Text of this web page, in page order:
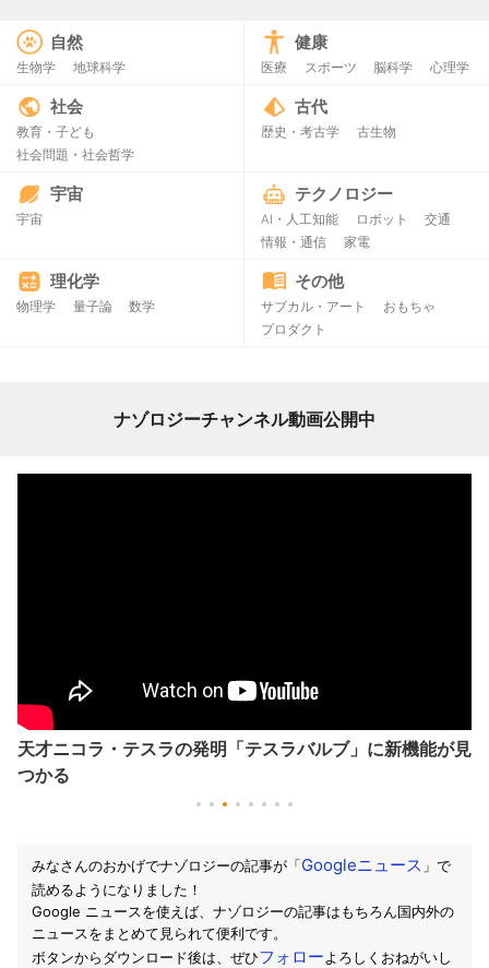
自然
生物学 地球科学
健康
医療 スポーツ 脳科学 心理学
社会
教育・子ども
社会問題・社会哲学
古代
歴史・考古学 古生物
宇宙
宇宙
テクノロジー
AI・人工知能 ロボット
交通
情報・通信
家電
理化学
物理学 量子論 数学
その他
サブカル・アート
おもちゃ
プロダクト
ナゾロジーチャンネル動画公開中
天才ニコラ・テスラの発明「テスラバルブ」に新機能が見
つかる
みなさんのおかげでナゾロジーの記事が「Googleニュース 」で
読めるようになりました！
Google ニュースを使えば、ナゾロジーの記事はもちろん国内外の
ニュースをまとめて見られて便利です。
ボタンからダウンロード後は、ぜひフォローよろしくおねがいし